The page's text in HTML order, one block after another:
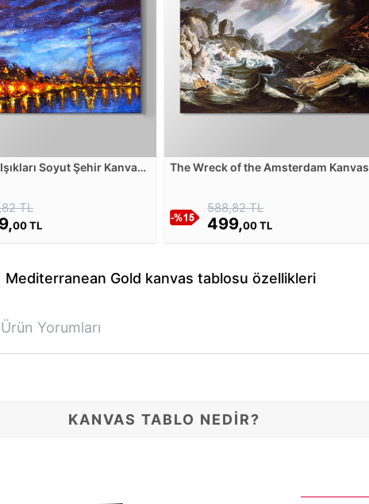
Soyut Şehir Kanvas
TL
00 TL
The Wreck of the Amsterdam Kanvas
588,82 TL
499,00 TL
Mediterranean Gold kanvas tablosu özellikleri
Ürün Yorumları
KANVAS TABLO NEDİR?